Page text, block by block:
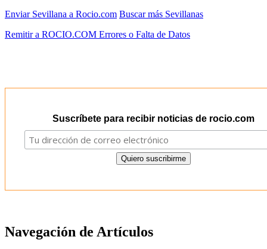
Enviar Sevillana a Rocio.com Buscar más Sevillanas
Remitir a ROCIO.COM Errores o Falta de Datos
Suscríbete para recibir noticias de rocio.com
Navegación de Artículos